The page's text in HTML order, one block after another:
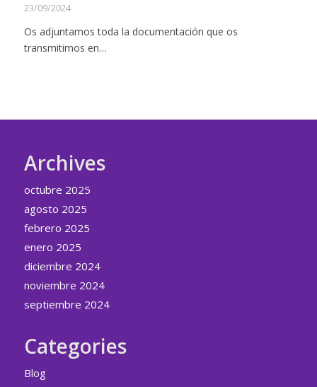
23/09/2024
Os adjuntamos toda la documentación que os
transmitimos en…
Archives
octubre 2025
agosto 2025
febrero 2025
enero 2025
diciembre 2024
noviembre 2024
septiembre 2024
Categories
Blog